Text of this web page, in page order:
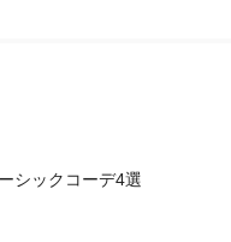
シックコーデ4選